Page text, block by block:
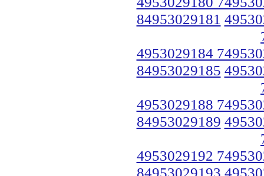
84953029181
4953029184
84953029185
4953029188
84953029189
4953029192
84953029193